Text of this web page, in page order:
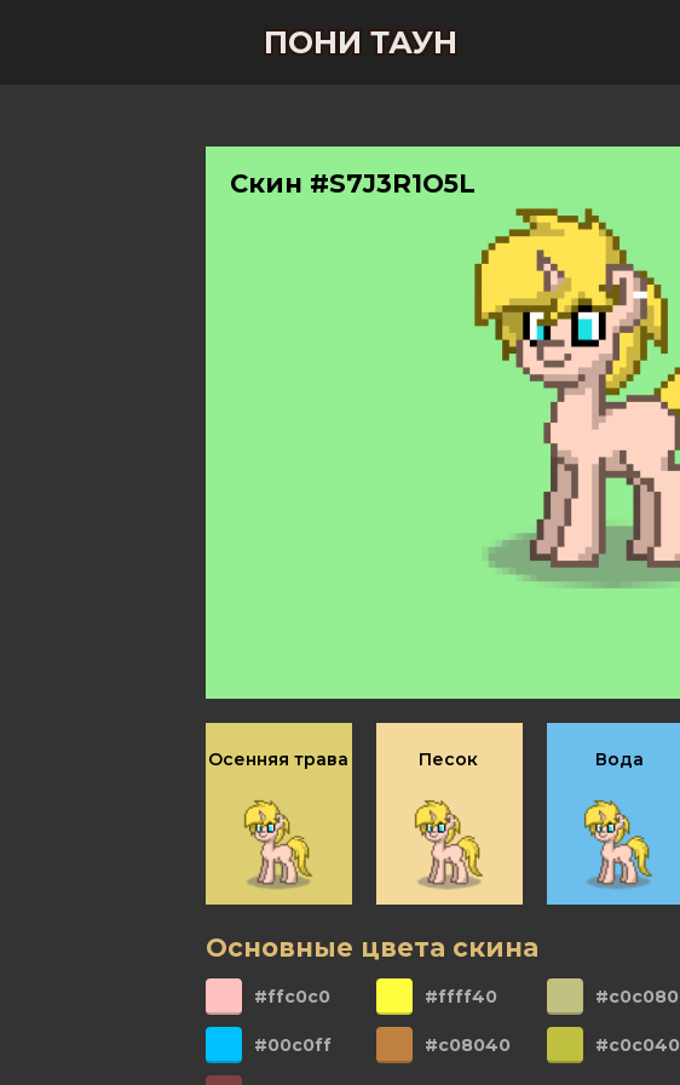
ПОНИ ТАУН
Скин #S7J3R1O5L
Осенняя трава Песок Вода
Основные цвета скина
#ffc0c0 #ffff40 #c0c080
#00c0ff #c08040 #c0c040